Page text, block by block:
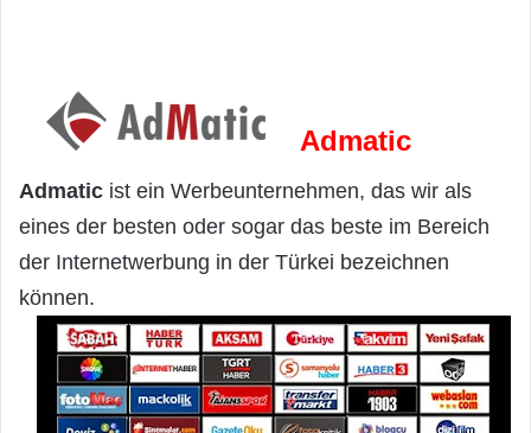
Admatic
Admatic ist ein Werbeunternehmen, das wir als
eines der besten oder sogar das beste im Bereich
der Internetwerbung in der Türkei bezeichnen
können.